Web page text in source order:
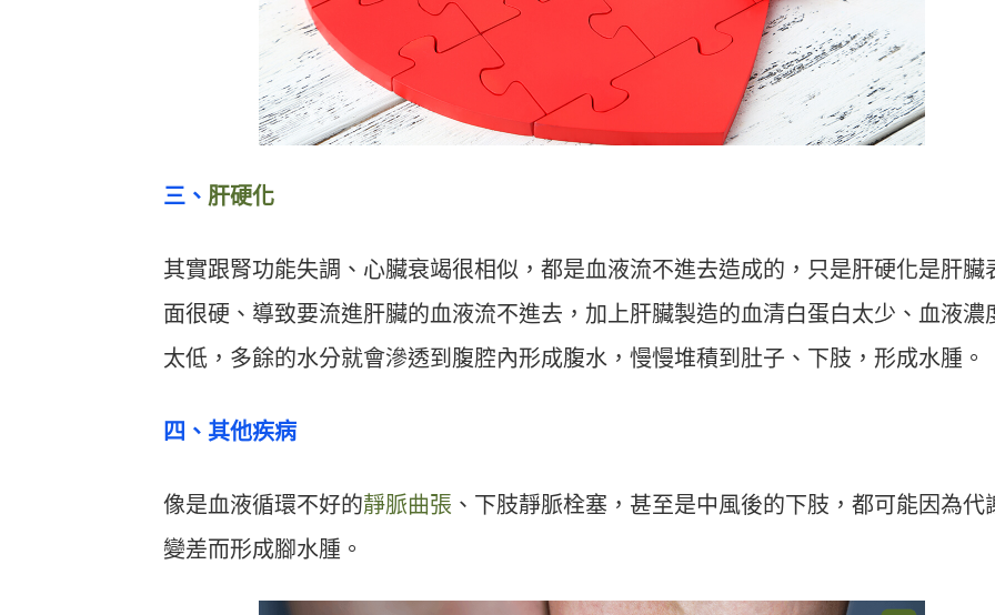
三、 肝硬化
其實跟腎功能失調、心臟衰竭很相似，都是血液流不進去造成的，只是肝硬化是肝臟
面很硬、導致要流進肝臟的血液流不進去，加上肝臟製造的血清白蛋白太少、血液濃
太低，多餘的水分就會滲透到腹腔內形成腹水，慢慢堆積到肚子、下肢，形成水腫。
四、其他疾病
像是血液循環不好的靜脈曲張 、下肢靜脈栓塞，甚至是中風後的下肢，都可能因為代
變差而形成腳水腫。